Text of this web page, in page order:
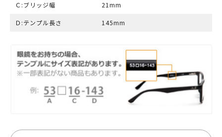
Ｃ:ブリッジ幅 21mm
Ｄ:テンプル長さ 145mm